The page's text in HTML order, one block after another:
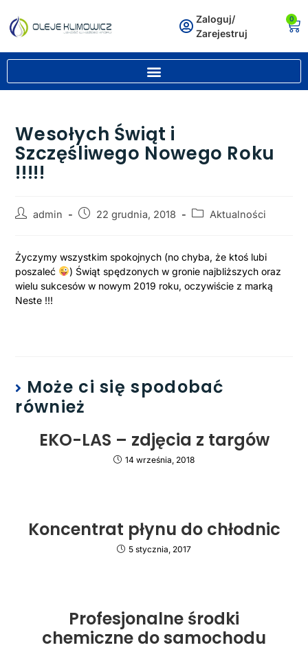
Zaloguj/
Zarejestruj
0
Wesołych Świąt i
Szczęśliwego Nowego Roku
!!!!!
admin 22 grudnia, 2018 Aktualności
Życzymy wszystkim spokojnych (no chyba, że ktoś lubi
poszaleć
) Świąt spędzonych w gronie najbliższych oraz
wielu sukcesów w nowym 2019 roku, oczywiście z marką
Neste !!!
Może ci się spodobać
również
EKO-LAS – zdjęcia z targów
14 września, 2018
Koncentrat płynu do chłodnic
5 stycznia, 2017
Profesjonalne środki
chemiczne do samochodu